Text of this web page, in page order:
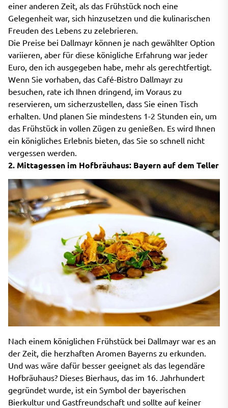
einer anderen Zeit, als das Frühstück noch eine
Gelegenheit war, sich hinzusetzen und die kulinarischen
Freuden des Lebens zu zelebrieren.
Die Preise bei Dallmayr können je nach gewählter Option
variieren, aber für diese königliche Erfahrung war jeder
Euro, den ich ausgegeben habe, mehr als gerechtfertigt.
Wenn Sie vorhaben, das Café-Bistro Dallmayr zu
besuchen, rate ich Ihnen dringend, im Voraus zu
reservieren, um sicherzustellen, dass Sie einen Tisch
erhalten. Und planen Sie mindestens 1-2 Stunden ein, um
das Frühstück in vollen Zügen zu genießen. Es wird Ihnen
ein königliches Erlebnis bieten, das Sie so schnell nicht
vergessen werden.
2. Mittagessen im Hofbräuhaus: Bayern auf dem Teller
Nach einem königlichen Frühstück bei Dallmayr war es an
der Zeit, die herzhaften Aromen Bayerns zu erkunden.
Und was wäre dafür besser geeignet als das legendäre
Hofbräuhaus? Dieses Bierhaus, das im 16. Jahrhundert
gegründet wurde, ist ein Symbol der bayerischen
Bierkultur und Gastfreundschaft und sollte auf keiner